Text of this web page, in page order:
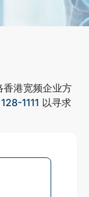
香港宽频企业方
128-1111 以寻求